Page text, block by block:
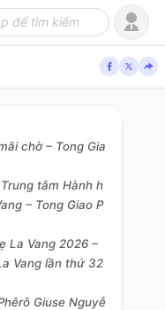
chờ – Tong Gia
tâm Hành h
– Tong Giao P
La Vang 2026 –
Vang lần thứ 32
Giuse Nguyễ